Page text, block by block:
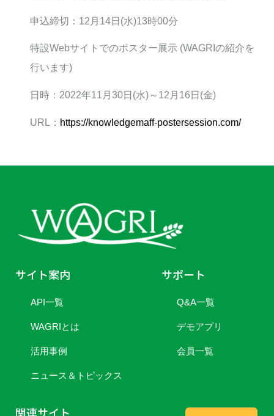
申込締切：12月14日(水)13時00分
特設Webサイトでのポスター展示 (WAGRIの紹介を
行います)
日時：2022年11月30日(水)～12月16日(金)
URL： https://knowledgemaff-postersession.com/
サイト案内
API一覧
WAGRIとは
活用事例
ニュース＆トピックス
サポート
Q&A一覧
デモアプリ
会員一覧
関連サイト